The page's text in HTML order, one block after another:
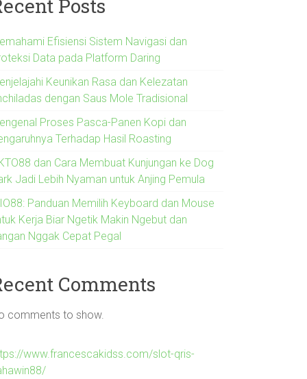
Posts
Efisiensi Sistem Navigasi dan
Data pada Platform Daring
Keunikan Rasa dan Kelezatan
dengan Saus Mole Tradisional
Proses Pasca-Panen Kopi dan
Terhadap Hasil Roasting
dan Cara Membuat Kunjungan ke Dog
Jadi Lebih Nyaman untuk Anjing Pemula
Panduan Memilih Keyboard dan Mouse
Kerja Biar Ngetik Makin Ngebut dan
Nggak Cepat Pegal
Comments
comments to show.
www.francescakidss.com/slot-qris-